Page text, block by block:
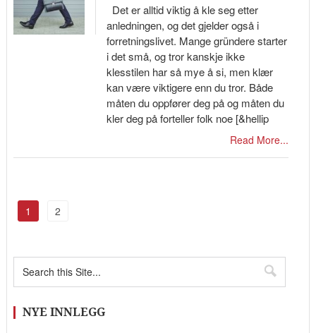
Det er alltid viktig å kle seg etter
anledningen, og det gjelder også i
forretningslivet. Mange gründere starter
i det små, og tror kanskje ikke
klesstilen har så mye å si, men klær
kan være viktigere enn du tror. Både
måten du oppfører deg på og måten du
kler deg på forteller folk noe [&hellip
Read More...
1 2
NYE INNLEGG